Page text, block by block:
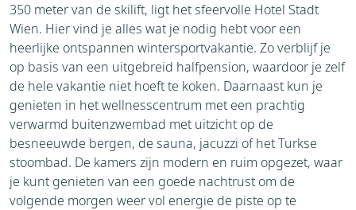
350 meter van de skilift, ligt het sfeervolle Hotel Stadt
Wien. Hier vind je alles wat je nodig hebt voor een
heerlijke ontspannen wintersportvakantie. Zo verblijf je
op basis van een uitgebreid halfpension, waardoor je zelf
de hele vakantie niet hoeft te koken. Daarnaast kun je
genieten in het wellnesscentrum met een prachtig
verwarmd buitenzwembad met uitzicht op de
besneeuwde bergen, de sauna, jacuzzi of het Turkse
stoombad. De kamers zijn modern en ruim opgezet, waar
je kunt genieten van een goede nachtrust om de
volgende morgen weer vol energie de piste op te